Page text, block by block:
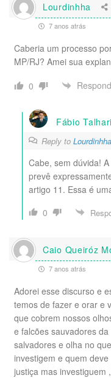
Lourdinhha
7 anos atrás
Caberia um processo
MP/RJ? Amei sua
0
Fábio Talhari
Reply to Lourdinhha
Cabe, sem dúvida!
prevê
artigo 11. Essa é
0
Caio Queiróz
7 anos atrás
Adorei esse discurso e
temos de fazer e orar e
que cobrem nossos
e falcões sauvadores
salvadores e olha no
investigem e quem
justiça mas